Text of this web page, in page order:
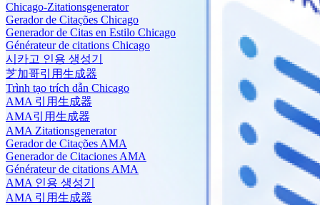
Chicago-Zitationsgenerator
Gerador de Citações Chicago
Generador de Citas en Estilo Chicago
Générateur de citations Chicago
시카고 인용 생성기
芝加哥引用生成器
Trình tạo trích dẫn Chicago
AMA 引用生成器
AMA引用生成器
AMA Zitationsgenerator
Gerador de Citações AMA
Generador de Citaciones AMA
Générateur de citations AMA
AMA 인용 생성기
AMA 引用生成器